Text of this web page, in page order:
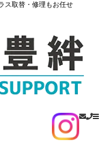
ス取替・修理もお任せ